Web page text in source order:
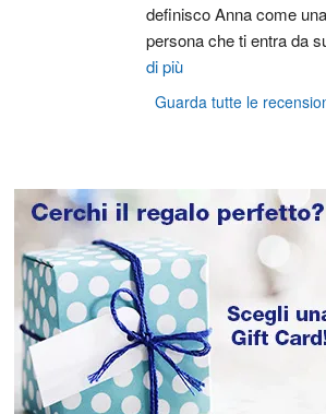
definisco Anna come
persona che ti entra da
di più
Guarda tutte le